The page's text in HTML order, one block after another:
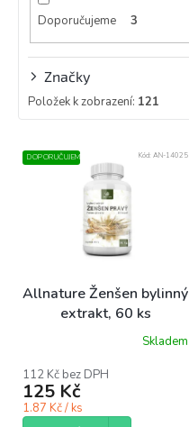
Doporučujeme 3
Značky
Položek k zobrazení: 121
V
ý
o
d
ů
DOPORUČUJEME
Allnature Ženšen bylinný
extrakt, 60 ks
Skladem
112 Kč bez DPH
125 Kč
1.87 Kč / ks
Kód: AN-14025